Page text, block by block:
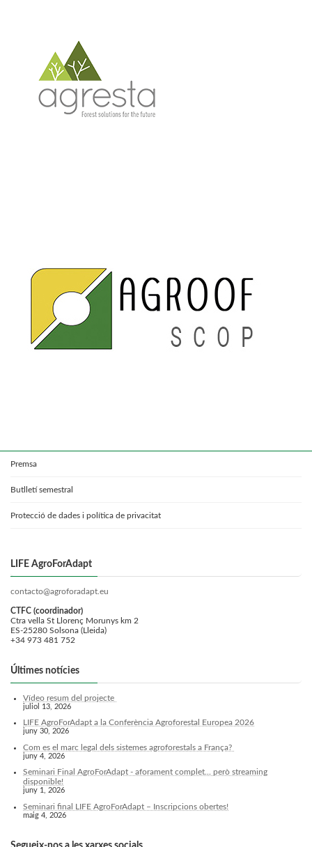
Premsa
Butlletí semestral
Protecció de dades i política de privacitat
LIFE AgroForAdapt
contacto@agroforadapt.eu
CTFC (coordinador)
Ctra vella St Llorenç Morunys km 2
ES-25280 Solsona (Lleida)
+34 973 481 752
Últimes notícies
Vídeo resum del projecte
juliol 13, 2026
LIFE AgroForAdapt a la Conferència Agroforestal Europea 2026
juny 30, 2026
Com es el marc legal dels sistemes agroforestals a França?
juny 4, 2026
Seminari Final AgroForAdapt - aforament complet... però streaming
disponible!
juny 1, 2026
Seminari final LIFE AgroForAdapt – Inscripcions obertes!
maig 4, 2026